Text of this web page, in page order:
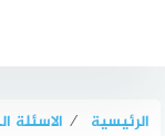
الرئيسية ⁄ الاسئلة